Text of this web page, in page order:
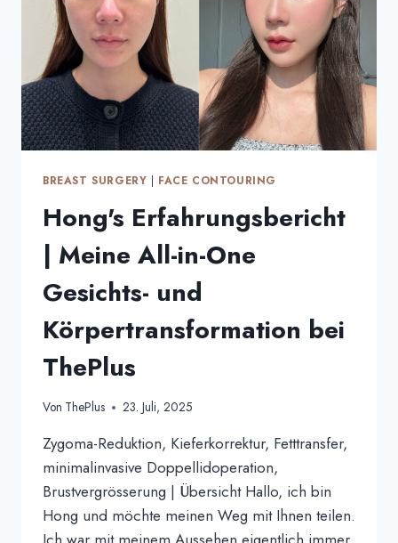
BREAST SURGERY | FACE CONTOURING
Hong's Erfahrungsbericht
| Meine All-in-One
Gesichts- und
Körpertransformation bei
ThePlus
Von ThePlus 23. Juli, 2025
Zygoma-Reduktion, Kieferkorrektur, Fetttransfer,
minimalinvasive Doppellidoperation,
Brustvergrösserung | Übersicht Hallo, ich bin
Hong und möchte meinen Weg mit Ihnen teilen.